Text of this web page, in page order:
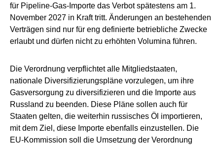
für Pipeline-Gas-Importe das Verbot spätestens am 1.
November 2027 in Kraft tritt. Änderungen an bestehenden
Verträgen sind nur für eng definierte betriebliche Zwecke
erlaubt und dürfen nicht zu erhöhten Volumina führen.
Die Verordnung verpflichtet alle Mitgliedstaaten,
nationale Diversifizierungspläne vorzulegen, um ihre
Gasversorgung zu diversifizieren und die Importe aus
Russland zu beenden. Diese Pläne sollen auch für
Staaten gelten, die weiterhin russisches Öl importieren,
mit dem Ziel, diese Importe ebenfalls einzustellen. Die
EU-Kommission soll die Umsetzung der Verordnung